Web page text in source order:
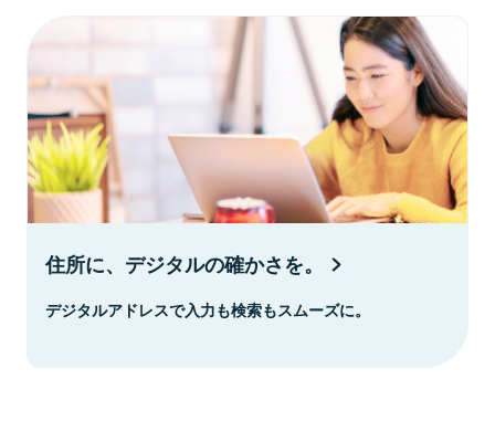
住所に、デジタルの確かさを。
デジタルアドレスで入力も検索もスムーズに。